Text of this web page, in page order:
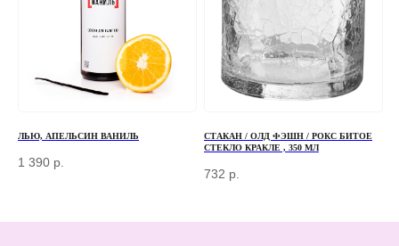
ЛЬЮ, АПЕЛЬСИН ВАНИЛЬ
1 390 р.
СТАКАН / ОЛД ФЭШН / РОКС БИТОЕ
СТЕКЛО КРАКЛЕ , 350 МЛ
732 р.
© 2025 ВСЕ ПРАВА ЗАЩИЩЕНЫ
ДОСТАВКА И ОПЛАТА
О КОМПАНИИ
КОНТАКТЫ
БАРНЫЙ ИНВЕНТАРЬ
ЭКСКЛЮЗИВ